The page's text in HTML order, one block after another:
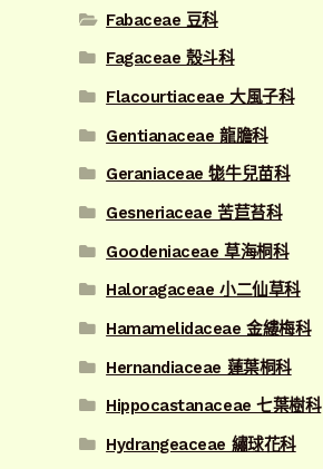
Fabaceae 豆科
Fagaceae 殼斗科
Flacourtiaceae 大風子科
Gentianaceae 龍膽科
Geraniaceae 牻牛兒苗科
Gesneriaceae 苦苣苔科
Goodeniaceae 草海桐科
Haloragaceae 小二仙草科
Hamamelidaceae 金縷梅科
Hernandiaceae 蓮葉桐科
Hippocastanaceae 七葉樹科
Hydrangeaceae 繡球花科